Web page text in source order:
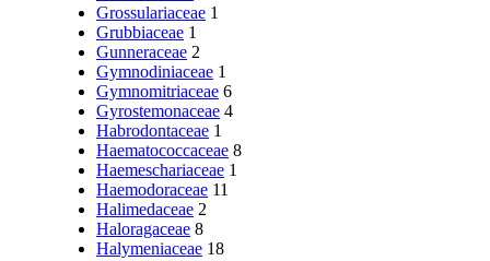
Grossulariaceae 1
Grubbiaceae 1
Gunneraceae 2
Gymnodiniaceae 1
Gymnomitriaceae 6
Gyrostemonaceae 4
Habrodontaceae 1
Haematococcaceae 8
Haemeschariaceae 1
Haemodoraceae 11
Halimedaceae 2
Haloragaceae 8
Halymeniaceae 18